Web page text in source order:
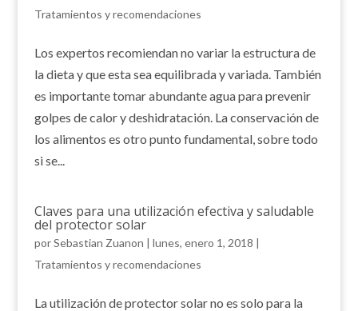
Tratamientos y recomendaciones
Los expertos recomiendan no variar la estructura de
la dieta y que esta sea equilibrada y variada. También
es importante tomar abundante agua para prevenir
golpes de calor y deshidratación. La conservación de
los alimentos es otro punto fundamental, sobre todo
si se...
Claves para una utilización efectiva y saludable
del protector solar
porSebastian Zuanon | lunes, enero 1, 2018 |
Tratamientos y recomendaciones
La utilización de protector solar no es solo para la